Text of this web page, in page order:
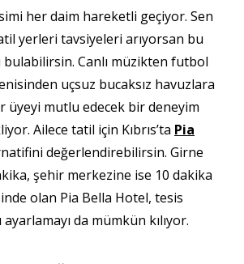
her daim hareketli geçiyor. Sen
yerleri tavsiyeleri arıyorsan bu
bulabilirsin. Canlı müzikten futbol
uçsuz bucaksız havuzlara
üyeyi mutlu edecek bir deneyim
Ailece tatil için Kıbrıs’ta Pia
değerlendirebilirsin. Girne
şehir merkezine ise 10 dakika
olan Pia Bella Hotel, tesis
ayarlamayı da mümkün kılıyor.